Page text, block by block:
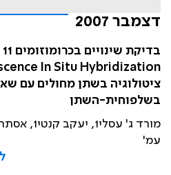
דצמבר 2007
ציטולוגיה בשתן מחולים עם
בשלפוחית-השתן
מורד ג' עסלי1, יעקב קנטי1, אסתר מנור2
עמ'